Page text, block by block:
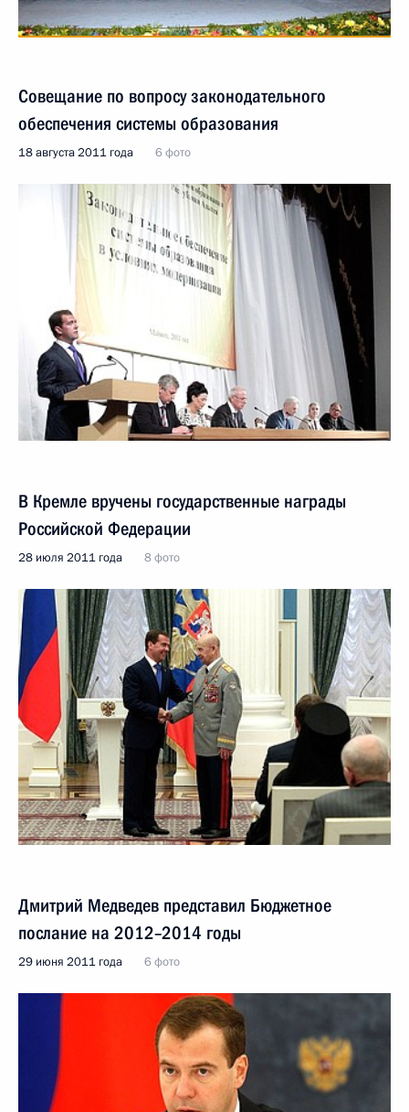
Совещание по вопросу законодательного
обеспечения системы образования
18 августа 2011 года 6 фото
В Кремле вручены государственные награды
Российской Федерации
28 июля 2011 года 8 фото
Дмитрий Медведев представил Бюджетное
послание на 2012–2014 годы
29 июня 2011 года 6 фото